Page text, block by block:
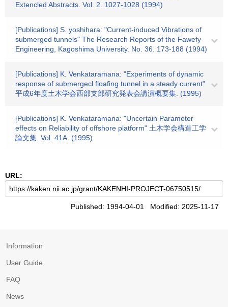
Extencled Abstracts. Vol. 2. 1027-1028 (1994)
[Publications] S. yoshihara: "Current-induced Vibrations of
submerged tunnels" The Research Reports of the Fawefy
Engineering, Kagoshima University. No. 36. 173-188 (1994)
[Publications] K. Venkataramana: "Experiments of dynamic
response of submergecl floafing tunnel in a steady current"
平成6年度土木学会西部支部研究発表会講演概要集. (1995)
[Publications] K. Venkataramana: "Uncertain Parameter
effects on Reliability of offshore platform" 土木学会構造工学
論文集. Vol. 41A. (1995)
URL:
Published: 1994-04-01 Modified: 2025-11-17
Information
User Guide
FAQ
News